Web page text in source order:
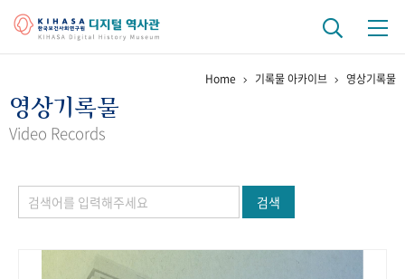
걸어온 길 기관 변천사
정책과 연구 키워드로 보는 연구 역사
연구자들
Home 기록물 아카이브 영상기록물
영상기록물
Video Records
검색